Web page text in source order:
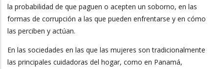
la probabilidad de que paguen o acepten un soborno, en las
formas de corrupción a las que pueden enfrentarse y en cómo
las perciben y actúan.
En las sociedades en las que las mujeres son tradicionalmente
las principales cuidadoras del hogar, como en Panamá,